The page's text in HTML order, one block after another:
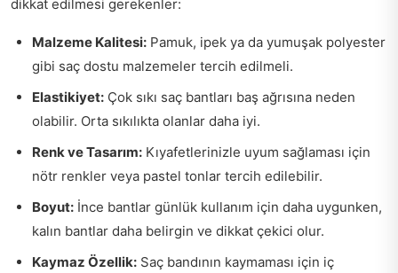
dikkat edilmesi gerekenler:
Malzeme Kalitesi: Pamuk, ipek ya da yumuşak polyester
gibi saç dostu malzemeler tercih edilmeli.
Elastikiyet: Çok sıkı saç bantları baş ağrısına neden
olabilir. Orta sıkılıkta olanlar daha iyi.
Renk ve Tasarım: Kıyafetlerinizle uyum sağlaması için
nötr renkler veya pastel tonlar tercih edilebilir.
Boyut: İnce bantlar günlük kullanım için daha uygunken,
kalın bantlar daha belirgin ve dikkat çekici olur.
Kaymaz Özellik: Saç bandının kaymaması için iç